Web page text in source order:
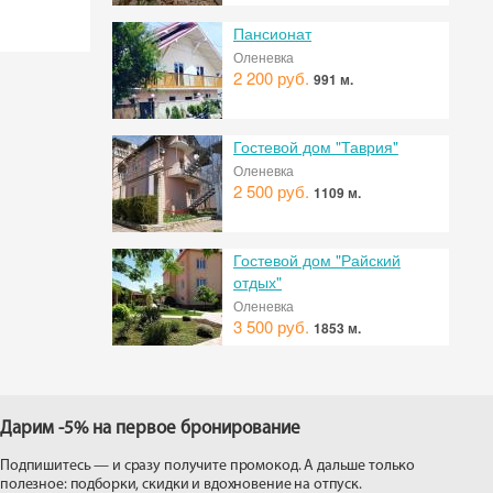
Пансионат
Оленевка
2 200 руб. 991 м.
Гостевой дом "Таврия"
Оленевка
2 500 руб. 1109 м.
Гостевой дом "Райский
отдых"
Оленевка
3 500 руб. 1853 м.
Дарим -5% на первое бронирование
Подпишитесь — и сразу получите промокод. А дальше только
полезное: подборки, скидки и вдохновение на отпуск.